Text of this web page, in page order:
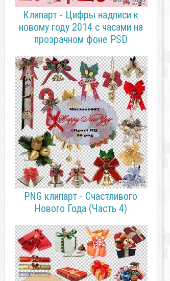
Клипарт - Цифры надписи к
новому году 2014 с часами на
прозрачном фоне PSD
PNG клипарт - Счастливого
Нового Года (Часть 4)